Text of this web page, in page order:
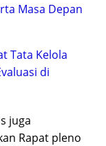
Masa Depan
Tata Kelola
di
juga
Rapat pleno